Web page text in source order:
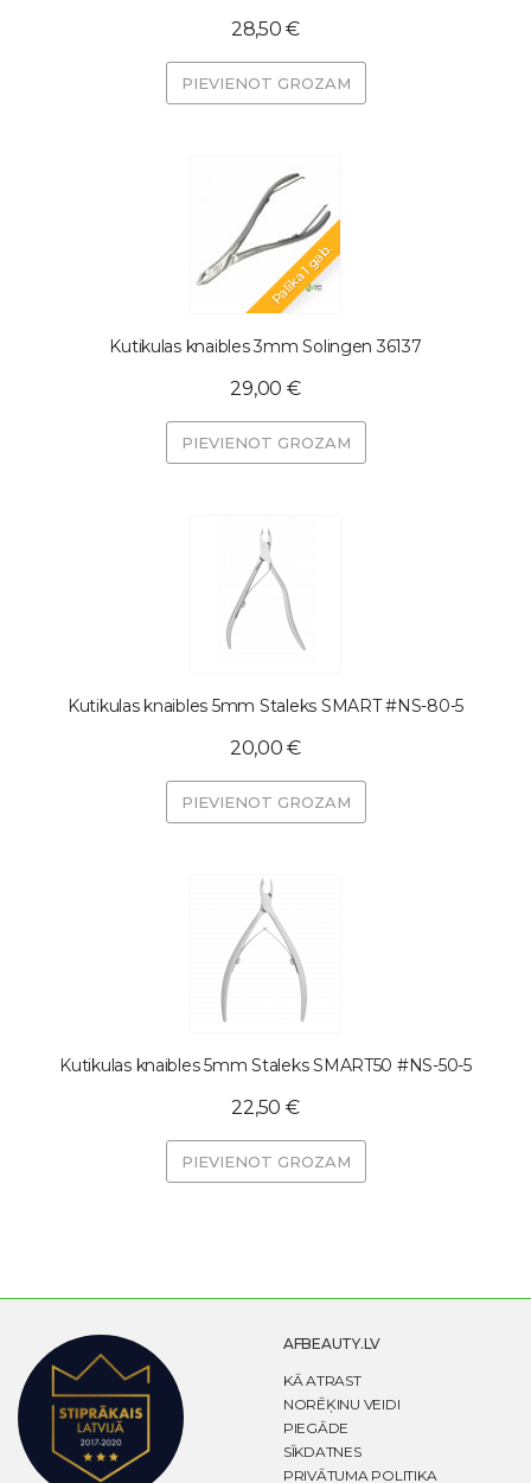
28,50 €
PIEVIENOT GROZAM
Palika 1 gab.
Kutikulas knaibles 3mm Solingen 36137
29,00 €
PIEVIENOT GROZAM
Kutikulas knaibles 5mm Staleks SMART #NS-80-5
20,00 €
PIEVIENOT GROZAM
Kutikulas knaibles 5mm Staleks SMART50 #NS-50-5
22,50 €
PIEVIENOT GROZAM
AFBEAUTY.LV
KĀ ATRAST
NORĒĶINU VEIDI
PIEGĀDE
SĪKDATNES
PRIVĀTUMA POLITIKA